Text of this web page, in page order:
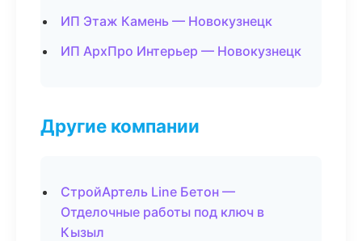
ИП Этаж Камень — Новокузнецк
ИП АрхПро Интерьер — Новокузнецк
Другие компании
СтройАртель Line Бетон —
Отделочные работы под ключ в
Кызыл